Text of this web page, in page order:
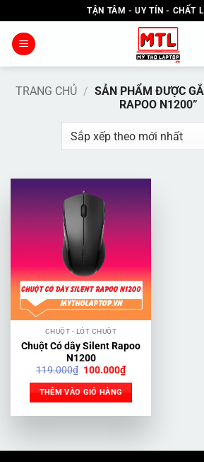
qua
nội
TẬN TÂM - UY TÍN - CHẤT
TRANG CHỦ / SẢN PHẨM ĐƯỢC
RAPOO N1200”
CHUỘT - LÓT CHUỘT
Chuột Có dây Silent Rapoo
N1200
119.000₫ Giá
là:
119.000₫.
100.000₫Giá
hiện
100.000₫.
THÊM VÀO GIỎ HÀNG